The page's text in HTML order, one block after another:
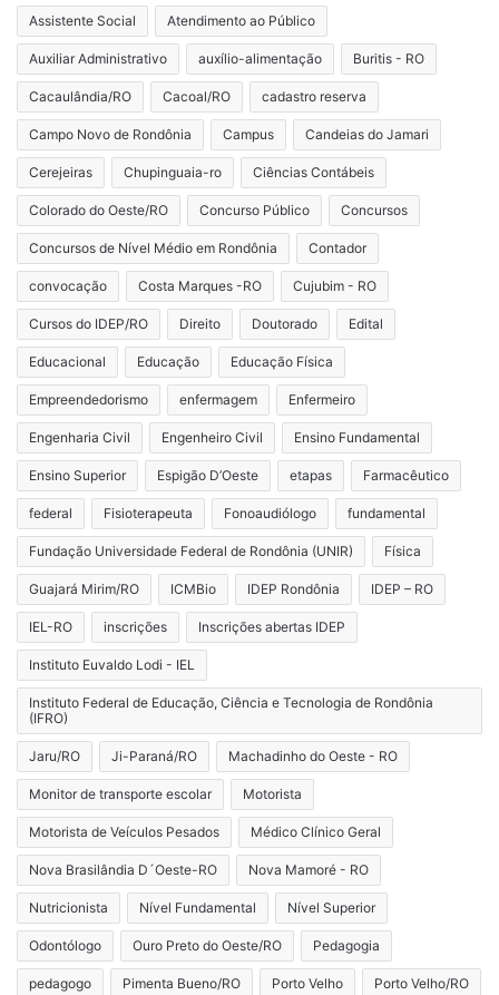
Assistente Social Atendimento ao Público
Auxiliar Administrativo auxílio-alimentação Buritis - RO
Cacaulândia/RO Cacoal/RO cadastro reserva
Campo Novo de Rondônia Campus Candeias do Jamari
Cerejeiras Chupinguaia-ro Ciências Contábeis
Colorado do Oeste/RO Concurso Público Concursos
Concursos de Nível Médio em Rondônia Contador
convocação Costa Marques -RO Cujubim - RO
Cursos do IDEP/RO Direito Doutorado Edital
Educacional Educação Educação Física
Empreendedorismo enfermagem Enfermeiro
Engenharia Civil Engenheiro Civil Ensino Fundamental
Ensino Superior Espigão D’Oeste etapas Farmacêutico
federal Fisioterapeuta Fonoaudiólogo fundamental
Fundação Universidade Federal de Rondônia (UNIR) Física
Guajará Mirim/RO ICMBio IDEP Rondônia IDEP – RO
IEL-RO inscrições Inscrições abertas IDEP
Instituto Euvaldo Lodi - IEL
Instituto Federal de Educação, Ciência e Tecnologia de Rondônia
(IFRO)
Jaru/RO Ji-Paraná/RO Machadinho do Oeste - RO
Monitor de transporte escolar Motorista
Motorista de Veículos Pesados Médico Clínico Geral
Nova Brasilândia D´Oeste-RO Nova Mamoré - RO
Nutricionista Nível Fundamental Nível Superior
Odontólogo Ouro Preto do Oeste/RO Pedagogia
pedagogo Pimenta Bueno/RO Porto Velho Porto Velho/RO